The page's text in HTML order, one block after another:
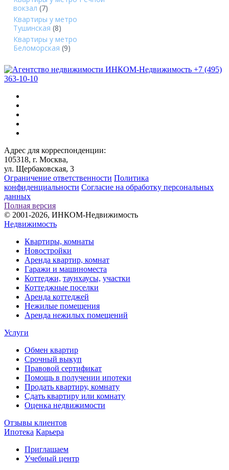
вокзал (7)
Квартиры у метро
Тушинская (8)
Квартиры у метро
Беломорская (9)
+7 (495)
363-10-10
Адрес для корреспонденции:
105318, г. Москва,
ул. Щербаковская, 3
Ограничение ответственности Политика
конфиденциальности Согласие на обработку персональных
данных
Полная версия
© 2001-2026, ИНКОМ-Недвижимость
Недвижимость
Квартиры, комнаты
Новостройки
Аренда квартир, комнат
Гаражи и машиноместа
Коттеджи, таунхаусы, участки
Коттеджные поселки
Аренда коттеджей
Нежилые помещения
Аренда нежилых помещений
Услуги
Обмен квартир
Срочный выкуп
Правовой сертификат
Помощь в получении ипотеки
Продать квартиру, комнату
Сдать квартиру или комнату
Оценка недвижимости
Отзывы клиентов
Ипотека Карьера
Приглашаем
Учебный центр